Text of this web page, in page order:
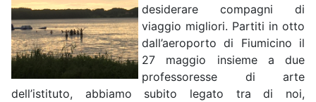
desiderare compagni di
viaggio migliori. Partiti in otto
dall’aeroporto di Fiumicino il
27 maggio insieme a due
professoresse di arte
dell’istituto, abbiamo subito legato tra di noi,